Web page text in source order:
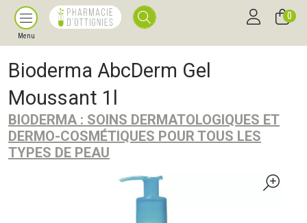
Menu
0
Bioderma AbcDerm Gel
Moussant 1l
BIODERMA : SOINS DERMATOLOGIQUES ET
DERMO-COSMÉTIQUES POUR TOUS LES
TYPES DE PEAU